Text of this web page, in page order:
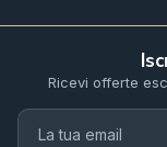
Ricevi offerte